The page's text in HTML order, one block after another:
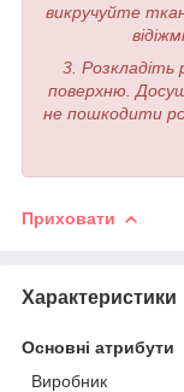
викручуйте
3. Розкладіть
поверхню.
не пошкодити
Приховати
Характеристики
Основні атрибути
Виробник